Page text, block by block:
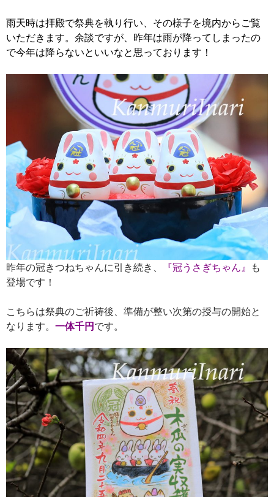
雨天時は拝殿で祭典を執り行い、その様子を境内からご覧
いただきます。余談ですが、昨年は雨が降ってしまったの
で今年は降らないといいなと思っております！
昨年の冠きつねちゃんに引き続き、 『冠うさぎちゃん』
も
登場です！
こちらは祭典のご祈祷後、準備が整い次第の授与の開始と
なります。 一体千円です。